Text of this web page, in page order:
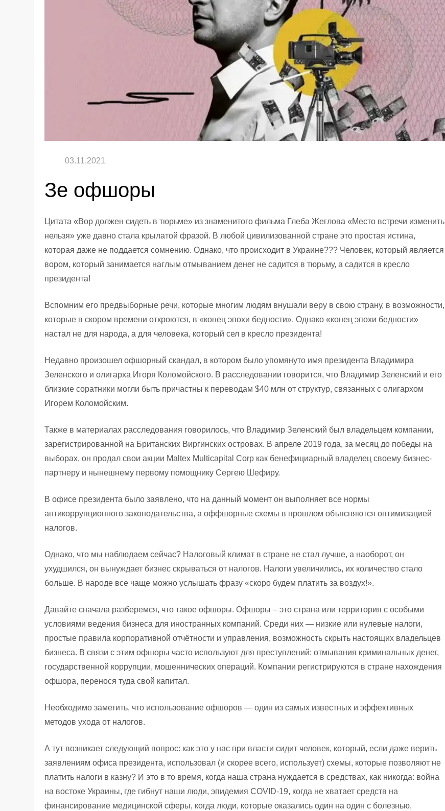
Зе офшоры
Цитата «Вор должен сидеть в тюрьме» из знаменитого фильма Глеба Жеглова «Место встречи изменить
нельзя» уже давно стала крылатой фразой. В любой цивилизованной стране это простая истина,
которая даже не поддается сомнению. Однако, что происходит в Украине??? Человек, который является
вором, который занимается наглым отмыванием денег не садится в тюрьму, а садится в кресло
президента!
Вспомним его предвыборные речи, которые многим людям внушали веру в свою страну, в возможности,
которые в скором времени откроются, в «конец эпохи бедности». Однако «конец эпохи бедности»
настал не для народа, а для человека, который сел в кресло президента!
Недавно произошел офшорный скандал, в котором было упомянуто имя президента Владимира
Зеленского и олигарха Игоря Коломойского. В расследовании говорится, что Владимир Зеленский и его
близкие соратники могли быть причастны к переводам $40 млн от структур, связанных с олигархом
Игорем Коломойским.
Также в материалах расследования говорилось, что Владимир Зеленский был владельцем компании,
зарегистрированной на Британских Виргинских островах. В апреле 2019 года, за месяц до победы на
выборах, он продал свои акции Maltex Multicapital Corp как бенефициарный владелец своему бизнес-
партнеру и нынешнему первому помощнику Сергею Шефиру.
В офисе президента было заявлено, что на данный момент он выполняет все нормы
антикоррупционного законодательства, а оффшорные схемы в прошлом объясняются оптимизацией
налогов.
Однако, что мы наблюдаем сейчас? Налоговый климат в стране не стал лучше, а наоборот, он
ухудшился, он вынуждает бизнес скрываться от налогов. Налоги увеличились, их количество стало
больше. В народе все чаще можно услышать фразу «скоро будем платить за воздух!».
Давайте сначала разберемся, что такое офшоры. Офшоры – это страна или территория с особыми
условиями ведения бизнеса для иностранных компаний. Среди них — низкие или нулевые налоги,
простые правила корпоративной отчётности и управления, возможность скрыть настоящих владельцев
бизнеса. В связи с этим офшоры часто используют для преступлений: отмывания криминальных денег,
государственной коррупции, мошеннических операций. Компании регистрируются в стране нахождения
офшора, перенося туда свой капитал.
Необходимо заметить, что использование офшоров — один из самых известных и эффективных
методов ухода от налогов.
А тут возникает следующий вопрос: как это у нас при власти сидит человек, который, если даже верить
заявлениям офиса президента, использовал (и скорее всего, использует) схемы, которые позволяют не
платить налоги в казну? И это в то время, когда наша страна нуждается в средствах, как никогда: война
на востоке Украины, где гибнут наши люди, эпидемия COVID-19, когда не хватает средств на
финансирование медицинской сферы, когда люди, которые оказались один на один с болезнью,